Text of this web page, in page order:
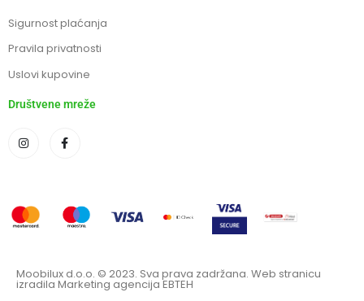
Sigurnost plaćanja
Pravila privatnosti
Uslovi kupovine
Društvene mreže
Moobilux d.o.o. © 2023. Sva prava zadržana. Web stranicu
izradila Marketing agencija EBTEH